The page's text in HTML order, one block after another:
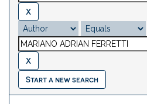
Start a new search